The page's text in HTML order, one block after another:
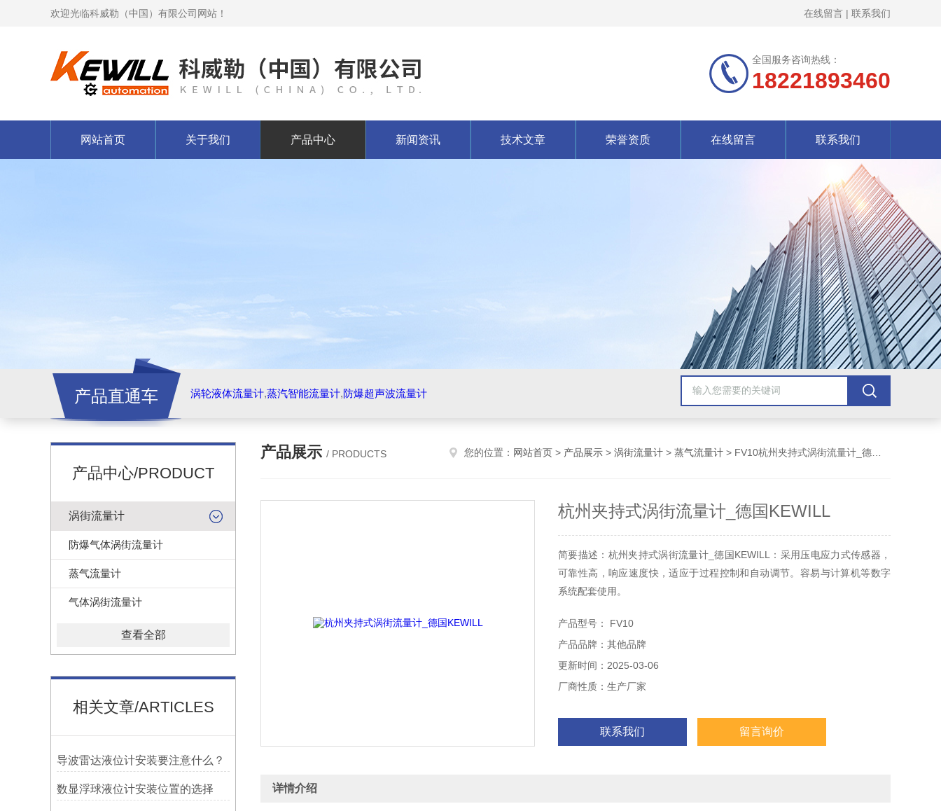
欢迎光临科威勒（中国）有限公司网站！ 在线留言 | 联系我们
全国服务咨询热线：
18221893460
网站首页 关于我们 产品中心 新闻资讯 技术文章 荣誉资质 在线留言 联系我们
产品直通车 涡轮液体流量计,蒸汽智能流量计,防爆超声波流量计
产品中心/PRODUCT
涡街流量计
防爆气体涡街流量计
蒸气流量计
气体涡街流量计
查看全部
相关文章/ARTICLES
导波雷达液位计安装要注意什么？
数显浮球液位计安装位置的选择
产品展示 / PRODUCTS 您的位置： 网站首页 > 产品展示 > 涡街流量计 > 蒸气流量计 > FV10杭州夹持式涡街流量计_德国KEWILL
杭州夹持式涡街流量计_德国KEWILL
简要描述：杭州夹持式涡街流量计_德国KEWILL：采用压电应力式传感器，
可靠性高，响应速度快，适应于过程控制和自动调节。容易与计算机等数字
系统配套使用。
产品型号： FV10
产品品牌：其他品牌
更新时间：2025-03-06
厂商性质：生产厂家
联系我们 留言询价
详情介绍